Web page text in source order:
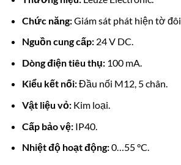
Chức năng:Giám sát phát hiện tờ đôi.
Nguồn cung cấp:24 V DC.
Dòng điện tiêu thụ:100 mA.
Kiểu kết nối:Đầu nối M12, 5 chân.
Vật liệu vỏ:Kim loại.
Cấp bảo vệ:IP40.
Nhiệt độ hoạt động:0…55 °C.